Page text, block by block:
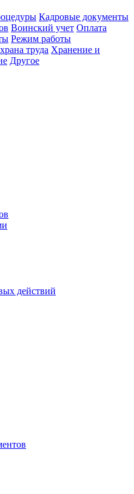
Кадровые документы
Воинский учет Оплата
Режим работы
труда Хранение и
Другое
действий